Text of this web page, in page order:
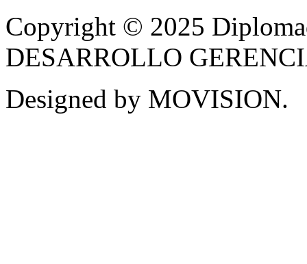
Copyright © 2025
DESARROLLO
Designed by MOVISION.